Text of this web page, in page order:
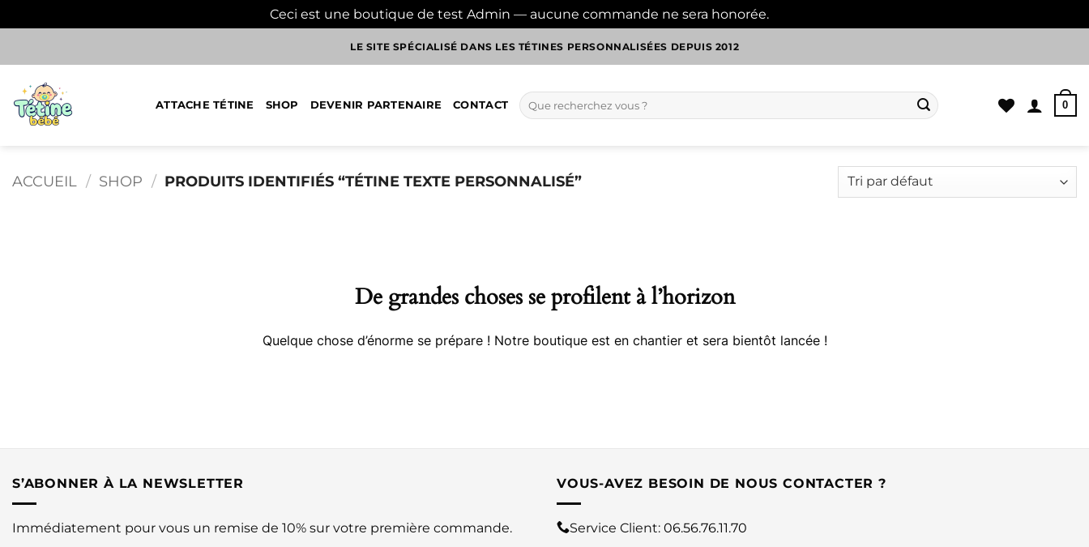
Ceci est une boutique de test Admin — aucune commande ne sera honorée.
LE SITE SPÉCIALISÉ DANS LES TÉTINES PERSONNALISÉES DEPUIS 2012
ATTACHE TÉTINE SHOP DEVENIR PARTENAIRE CONTACT
Recherche
pour :
0
ACCUEIL / SHOP / PRODUITS IDENTIFIÉS “TÉTINE TEXTE PERSONNALISÉ”
De grandes choses se profilent à l’horizon
Quelque chose d’énorme se prépare ! Notre boutique est en chantier et sera bientôt lancée !
S’ABONNER À LA NEWSLETTER
Immédiatement pour vous un remise de 10% sur votre première commande.
VOUS-AVEZ BESOIN DE NOUS CONTACTER ?
Service Client: 06.56.76.11.70